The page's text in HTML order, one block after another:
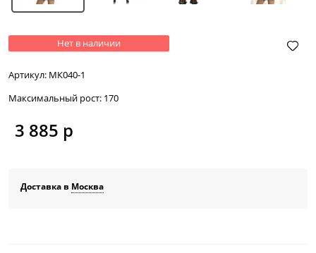
Нет в наличии
Артикул: МК040-1
Максимальный рост: 170
3 885 р
Доставка в Москва